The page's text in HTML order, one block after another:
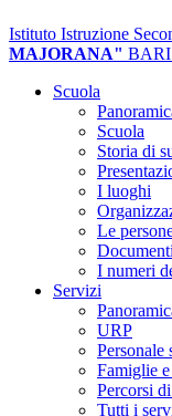
Istituto Istruzione
MAJORANA" BARI
Scuola
Scuola
Storia di
I luoghi
Le
Documenti
I numeri
Servizi
URP
Personale
Famiglie
Percorsi
Tutti i